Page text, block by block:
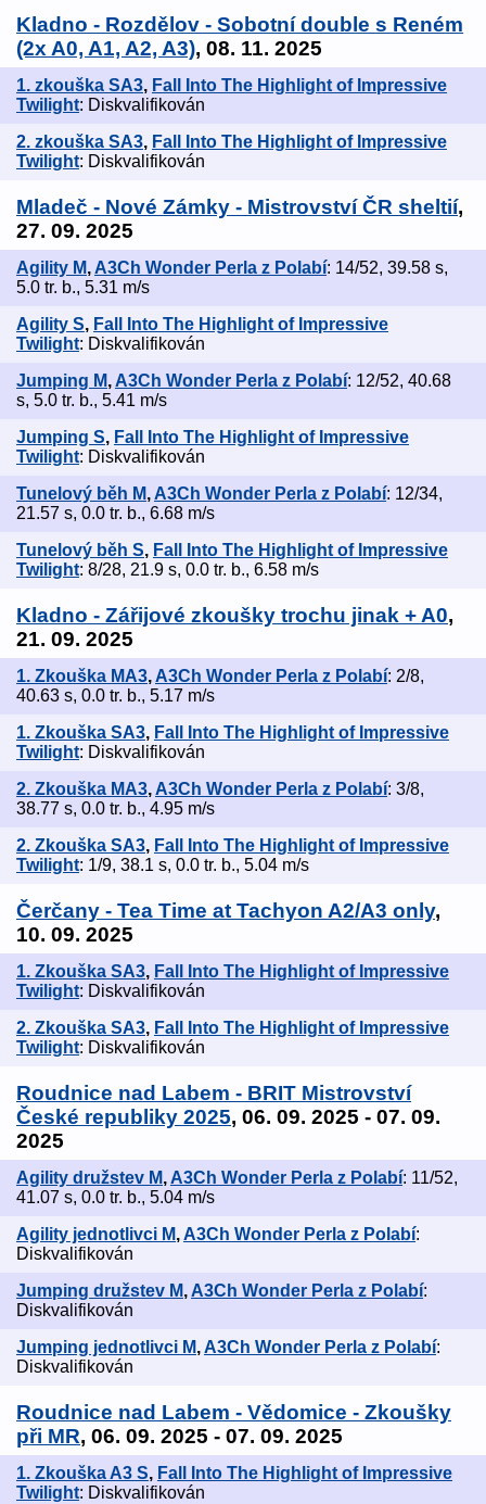
Kladno - Rozdělov - Sobotní double s Reném
(2x A0, A1, A2, A3), 08. 11. 2025
1. zkouška SA3, Fall Into The Highlight of Impressive
Twilight: Diskvalifikován
2. zkouška SA3, Fall Into The Highlight of Impressive
Twilight: Diskvalifikován
Mladeč - Nové Zámky - Mistrovství ČR sheltií,
27. 09. 2025
Agility M, A3Ch Wonder Perla z Polabí: 14/52, 39.58 s,
5.0 tr. b., 5.31 m/s
Agility S, Fall Into The Highlight of Impressive
Twilight: Diskvalifikován
Jumping M, A3Ch Wonder Perla z Polabí: 12/52, 40.68
s, 5.0 tr. b., 5.41 m/s
Jumping S, Fall Into The Highlight of Impressive
Twilight: Diskvalifikován
Tunelový běh M, A3Ch Wonder Perla z Polabí: 12/34,
21.57 s, 0.0 tr. b., 6.68 m/s
Tunelový běh S, Fall Into The Highlight of Impressive
Twilight: 8/28, 21.9 s, 0.0 tr. b., 6.58 m/s
Kladno - Zářijové zkoušky trochu jinak + A0,
21. 09. 2025
1. Zkouška MA3, A3Ch Wonder Perla z Polabí: 2/8,
40.63 s, 0.0 tr. b., 5.17 m/s
1. Zkouška SA3, Fall Into The Highlight of Impressive
Twilight: Diskvalifikován
2. Zkouška MA3, A3Ch Wonder Perla z Polabí: 3/8,
38.77 s, 0.0 tr. b., 4.95 m/s
2. Zkouška SA3, Fall Into The Highlight of Impressive
Twilight: 1/9, 38.1 s, 0.0 tr. b., 5.04 m/s
Čerčany - Tea Time at Tachyon A2/A3 only,
10. 09. 2025
1. Zkouška SA3, Fall Into The Highlight of Impressive
Twilight: Diskvalifikován
2. Zkouška SA3, Fall Into The Highlight of Impressive
Twilight: Diskvalifikován
Roudnice nad Labem - BRIT Mistrovství
České republiky 2025, 06. 09. 2025 - 07. 09.
2025
Agility družstev M, A3Ch Wonder Perla z Polabí: 11/52,
41.07 s, 0.0 tr. b., 5.04 m/s
Agility jednotlivci M,A3Ch Wonder Perla z Polabí:
Diskvalifikován
Jumping družstev M, A3Ch Wonder Perla z Polabí:
Diskvalifikován
Jumping jednotlivci M,A3Ch Wonder Perla z Polabí:
Diskvalifikován
Roudnice nad Labem - Vědomice - Zkoušky
při MR, 06. 09. 2025 - 07. 09. 2025
1. Zkouška A3 S, Fall Into The Highlight of Impressive
Twilight: Diskvalifikován